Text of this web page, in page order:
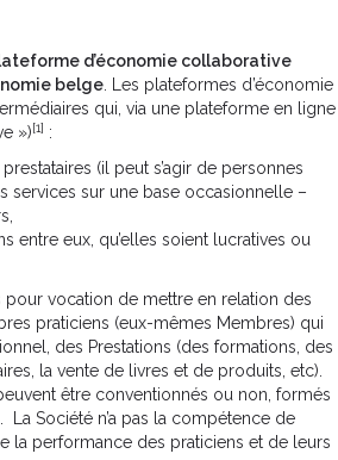
d’économie collaborative
belge . Les plateformes d’économie
qui, via une plateforme en ligne
»)[1] :
(il peut s’agir de personnes
services sur une base occasionnelle –
entre eux, qu’elles soient lucratives ou
pour vocation de mettre en relation des
praticiens (eux-mêmes Membres) qui
des Prestations (des formations, des
la vente de livres et de produits, etc).
être conventionnés ou non, formés
Société n’a pas la compétence de
la performance des praticiens et de leurs